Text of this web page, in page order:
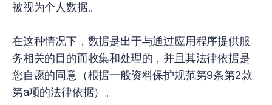
被视为个人数据。
在这种情况下，数据是出于与通过应用程序提供服
务相关的目的而收集和处理的，并且其法律依据是
您自愿的同意（根据一般资料保护规范第9条第2款
第a项的法律依据）。